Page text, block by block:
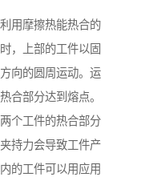
用摩擦热能热合的
，上部的工件以固
向的圆周运动。运
合部分达到熔点。
个工件的热合部分
持力会导致工件产
的工件可以用应用